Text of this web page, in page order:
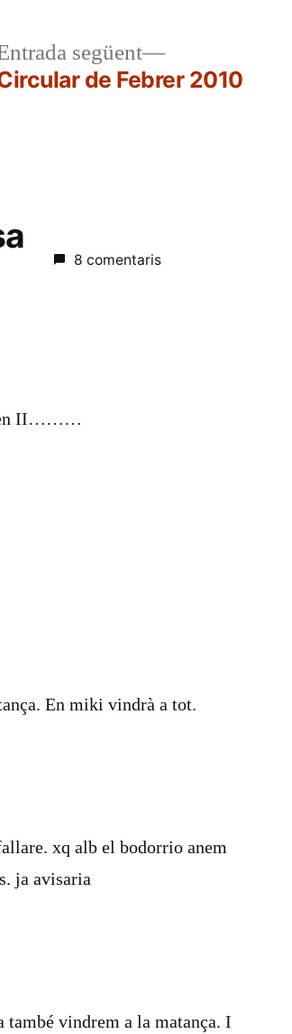
següent
Entrada
següent:
de Febrer 2010
8 comentaris
Ten II………
En miki vindrà a tot.
xq alb el bodorrio anem
ja avisaria
vindrem a la matança. I